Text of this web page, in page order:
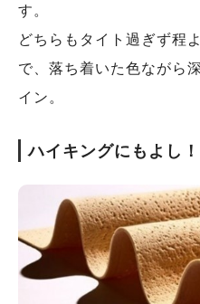
す。
どちらもタイト過ぎず程
で、落ち着いた色ながら
イン。
ハイキングにもよし！